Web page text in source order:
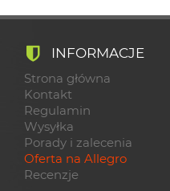
INFORMACJE
Strona główna
Kontakt
Regulamin
Wysyłka
Porady i zalecenia
Oferta na Allegro
Recenzje